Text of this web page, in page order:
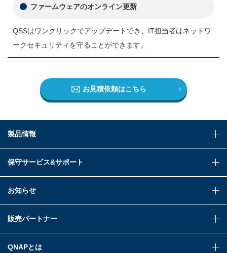
ファームウェアのオンライン更新
QSSはワンクリックでアップデートでき、IT担当者はネットワ
ークセキュリティを守ることができます。
お見積依頼はこちら
製品情報
保守サービス&サポート
お知らせ
販売パートナー
QNAPとは